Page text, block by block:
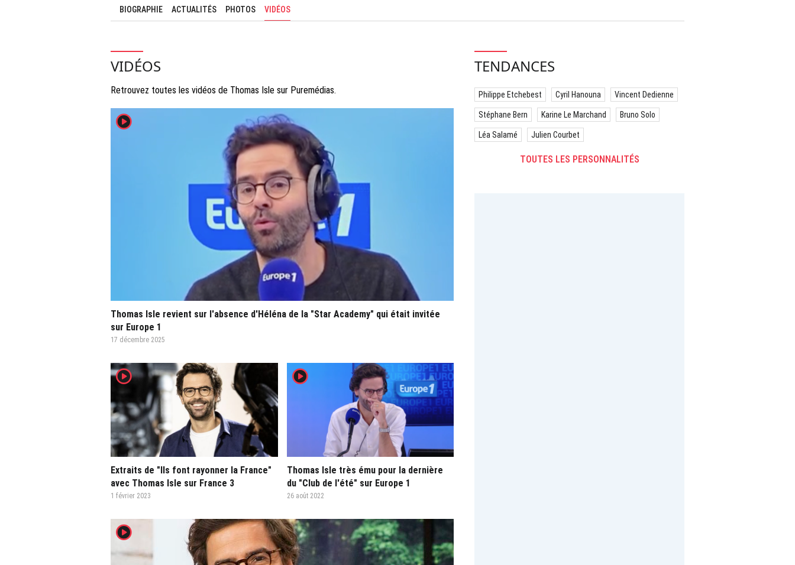
BIOGRAPHIE ACTUALITÉS PHOTOS VIDÉOS
VIDÉOS
Retrouvez toutes les vidéos de Thomas Isle sur Puremédias.
player2
Thomas Isle revient sur l'absence d'Héléna de la "Star Academy" qui était invitée
sur Europe 1
17 décembre 2025
player2
Extraits de "Ils font rayonner la France"
avec Thomas Isle sur France 3
1 février 2023
player2
Thomas Isle très ému pour la dernière
du "Club de l'été" sur Europe 1
26 août 2022
player2
TENDANCES
Philippe Etchebest Cyril Hanouna Vincent Dedienne
Stéphane Bern Karine Le Marchand Bruno Solo
Léa Salamé Julien Courbet
TOUTES LES PERSONNALITÉS